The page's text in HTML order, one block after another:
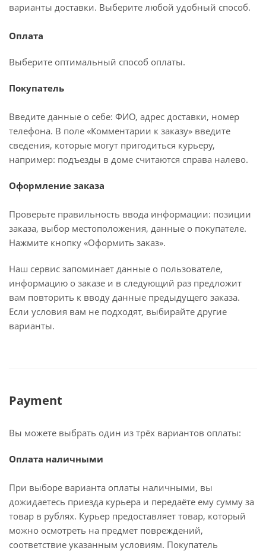
варианты доставки. Выберите любой удобный способ.
Оплата
Выберите оптимальный способ оплаты.
Покупатель
Введите данные о себе: ФИО, адрес доставки, номер
телефона. В поле «Комментарии к заказу» введите
сведения, которые могут пригодиться курьеру,
например: подъезды в доме считаются справа налево.
Оформление заказа
Проверьте правильность ввода информации: позиции
заказа, выбор местоположения, данные о покупателе.
Нажмите кнопку «Оформить заказ».
Наш сервис запоминает данные о пользователе,
информацию о заказе и в следующий раз предложит
вам повторить к вводу данные предыдущего заказа.
Если условия вам не подходят, выбирайте другие
варианты.
Payment
Вы можете выбрать один из трёх вариантов оплаты:
Оплата наличными
При выборе варианта оплаты наличными, вы
дожидаетесь приезда курьера и передаёте ему сумму за
товар в рублях. Курьер предоставляет товар, который
можно осмотреть на предмет повреждений,
соответствие указанным условиям. Покупатель